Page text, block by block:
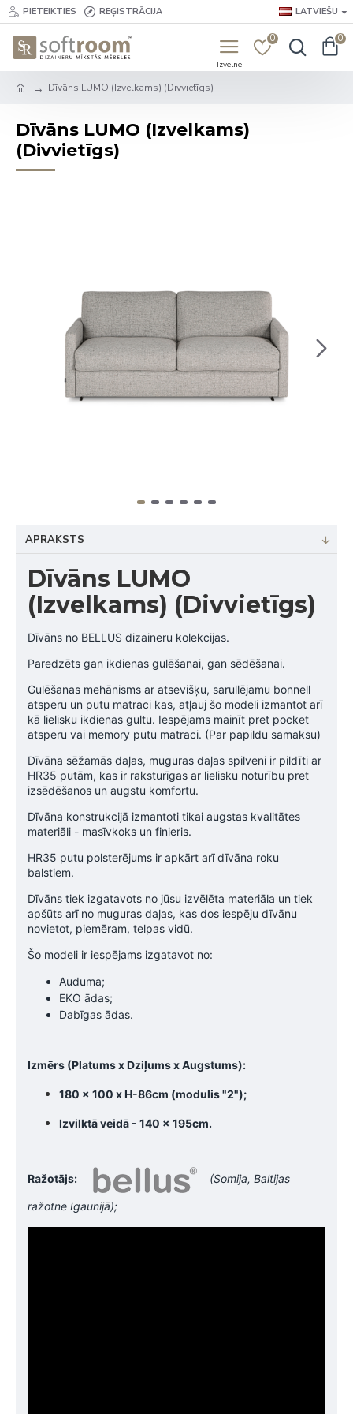
PIETEIKTIES REĢISTRĀCIJA LATVIEŠU
0 0
Dīvāns LUMO (Izvelkams) (Divvietīgs)
Dīvāns LUMO (Izvelkams)
(Divvietīgs)
APRAKSTS
Dīvāns LUMO
(Izvelkams) (Divvietīgs)
Dīvāns no BELLUS dizaineru kolekcijas.
Paredzēts gan ikdienas gulēšanai, gan sēdēšanai.
Gulēšanas mehānisms ar atsevišķu, sarullējamu bonnell
atsperu un putu matraci kas, atļauj šo modeli izmantot arī
kā lielisku ikdienas gultu. Iespējams mainīt pret pocket
atsperu vai memory putu matraci. (Par papildu samaksu)
Dīvāna sēžamās daļas, muguras daļas spilveni ir pildīti ar
HR35 putām, kas ir raksturīgas ar lielisku noturību pret
izsēdēšanos un augstu komfortu.
Dīvāna konstrukcijā izmantoti tikai augstas kvalitātes
materiāli - masīvkoks un finieris.
HR35 putu polsterējums ir apkārt arī dīvāna roku
balstiem.
Dīvāns tiek izgatavots no jūsu izvēlēta materiāla un tiek
apšūts arī no muguras daļas, kas dos iespēju dīvānu
novietot, piemēram, telpas vidū.
Šo modeli ir iespējams izgatavot no:
Auduma;
EKO ādas;
Dabīgas ādas.
Izmērs (Platums x Dziļums x Augstums):
180 x 100 x H-86cm (modulis "2");
Izvilktā veidā - 140 x 195cm.
Ražotājs: (Somija, Baltijas
ražotne Igaunijā);